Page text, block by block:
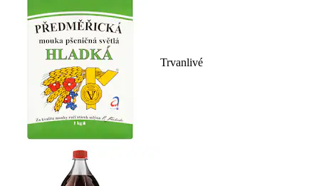
Trvanlivé